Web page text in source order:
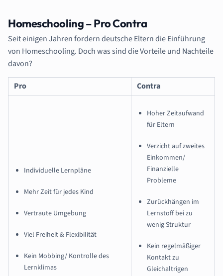
Homeschooling – Pro Contra
Seit einigen Jahren fordern deutsche Eltern die Einführung
von Homeschooling. Doch was sind die Vorteile und Nachteile
davon?
Pro Contra
Individuelle Lernpläne
Mehr Zeit für jedes Kind
Vertraute Umgebung
Viel Freiheit & Flexibilität
Kein Mobbing/ Kontrolle des
Lernklimas
Hoher Zeitaufwand
für Eltern
Verzicht auf zweites
Einkommen/
Finanzielle
Probleme
Zurückhängen im
Lernstoff bei zu
wenig Struktur
Kein regelmäßiger
Kontakt zu
Gleichaltrigen